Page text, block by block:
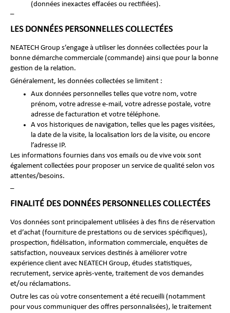
(données inexactes effacées ou rectifiées).
–
LES DONNÉES PERSONNELLES COLLECTÉES
NEATECH Group s’engage à utiliser les données collectées pour la
bonne démarche commerciale (commande) ainsi que pour la bonne
gestion de la relation.
Généralement, les données collectées se limitent :
Aux données personnelles telles que votre nom, votre
prénom, votre adresse e-mail, votre adresse postale, votre
adresse de facturation et votre téléphone.
A vos historiques de navigation, telles que les pages visitées,
la date de la visite, la localisation lors de la visite, ou encore
l’adresse IP.
Les informations fournies dans vos emails ou de vive voix sont
également collectées pour proposer un service de qualité selon vos
attentes/besoins.
–
FINALITÉ DES DONNÉES PERSONNELLES COLLECTÉES
Vos données sont principalement utilisées à des fins de réservation
et d’achat (fourniture de prestations ou de services spécifiques),
prospection, fidélisation, information commerciale, enquêtes de
satisfaction, nouveaux services destinés à améliorer votre
expérience client avec NEATECH Group, études statistiques,
recrutement, service après-vente, traitement de vos demandes
et/ou réclamations.
Outre les cas où votre consentement a été recueilli (notamment
pour vous communiquer des offres personnalisées), le traitement